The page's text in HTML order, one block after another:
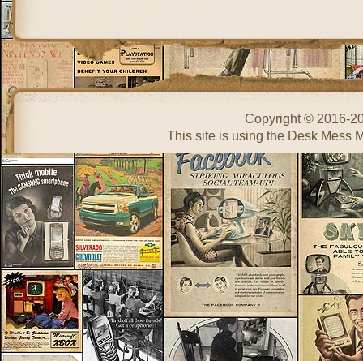
Copyright © 2016-
This site is using the Desk Mess